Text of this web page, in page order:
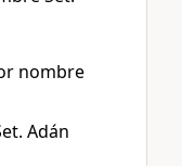
nombre
Adán